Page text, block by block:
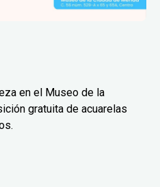
en el Museo de la
gratuita de acuarelas